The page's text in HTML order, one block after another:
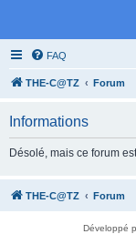
FAQ
THE-C@TZ Forum
Informations
Désolé, mais ce forum
THE-C@TZ Forum
Développé